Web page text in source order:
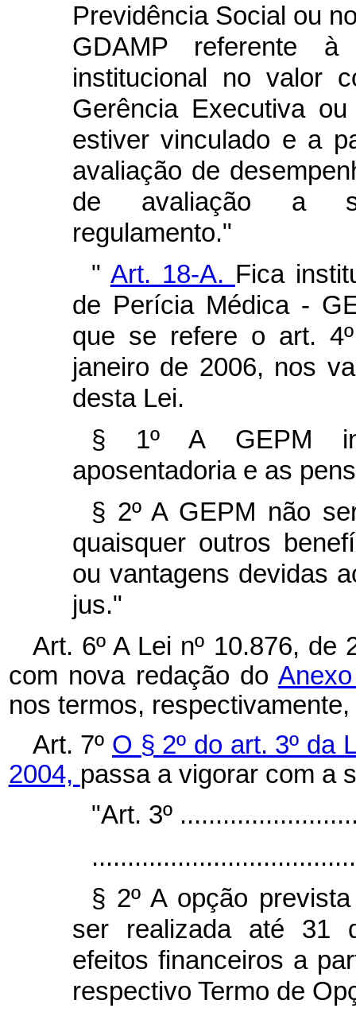
Previdência Social ou
GDAMP referente à
institucional no valor
Gerência Executiva
estiver vinculado e a
avaliação de
de avaliação a
regulamento."
" Art. 18-A. Fica
de Perícia Médica -
que se refere o art.
janeiro de 2006, nos
desta Lei.
§ 1º A GEPM
aposentadoria e as
§ 2º A GEPM não
quaisquer outros
ou vantagens devidas
jus."
Art. 6º A Lei nº 10.876,
com nova redação do
nos termos,
Art. 7º O § 2º do art. 3º da
2004, passa a vigorar com a
"Art. 3º
§ 2º A opção
ser realizada até 31
efeitos financeiros a
respectivo Termo de